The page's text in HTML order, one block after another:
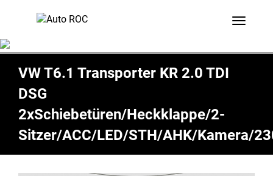
Toggle
VW T6.1 Transporter KR 2.0 TDI
DSG
2xSchiebetüren/Heckklappe/2-
Sitzer/ACC/LED/STH/AHK/Kamera/